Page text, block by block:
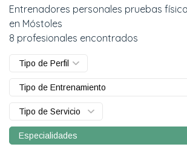
Entrenadores personales pruebas
en Móstoles
8 profesionales encontrados
Tipo de Perfil
Tipo de Entrenamiento
Tipo de Servicio
Especialidades